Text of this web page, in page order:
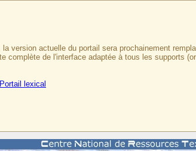
version actuelle du portail sera prochainement
complète de l'interface adaptée à tous les supports
Portail lexical